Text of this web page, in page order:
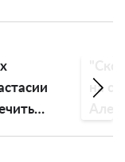
тамадой
и